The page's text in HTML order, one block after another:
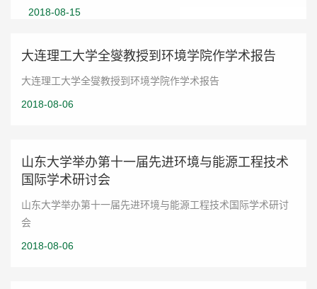
环境科学与工程学院党委赵永新书记，美国夏威夷大学
2018-08-15
大连理工大学全燮教授到环境学院作学术报告
大连理工大学全燮教授到环境学院作学术报告
2018-08-06
山东大学举办第十一届先进环境与能源工程技术
国际学术研讨会
山东大学举办第十一届先进环境与能源工程技术国际学术研讨
会
2018-08-06